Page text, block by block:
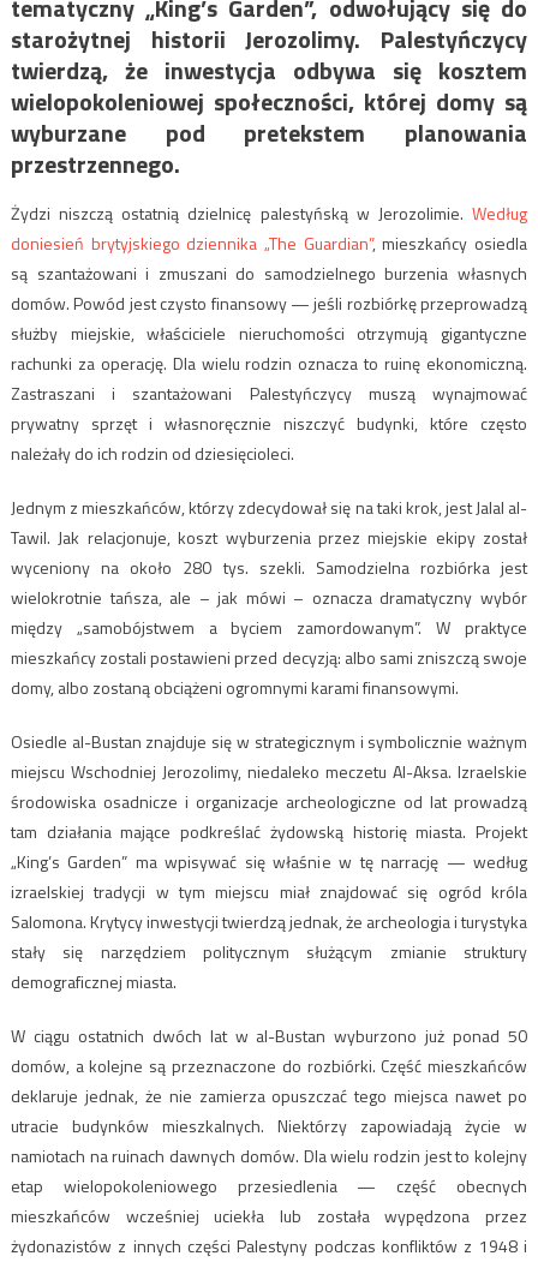
tematyczny „King’s Garden”, odwołujący się do
starożytnej historii Jerozolimy. Palestyńczycy
twierdzą, że inwestycja odbywa się kosztem
wielopokoleniowej społeczności, której domy są
wyburzane pod pretekstem planowania
przestrzennego.
Żydzi niszczą ostatnią dzielnicę palestyńską w Jerozolimie. Według
doniesień brytyjskiego dziennika „The Guardian”, mieszkańcy osiedla
są szantażowani i zmuszani do samodzielnego burzenia własnych
domów. Powód jest czysto finansowy — jeśli rozbiórkę przeprowadzą
służby miejskie, właściciele nieruchomości otrzymują gigantyczne
rachunki za operację. Dla wielu rodzin oznacza to ruinę ekonomiczną.
Zastraszani i szantażowani Palestyńczycy muszą wynajmować
prywatny sprzęt i własnoręcznie niszczyć budynki, które często
należały do ich rodzin od dziesięcioleci.
Jednym z mieszkańców, którzy zdecydował się na taki krok, jest Jalal al-
Tawil. Jak relacjonuje, koszt wyburzenia przez miejskie ekipy został
wyceniony na około 280 tys. szekli. Samodzielna rozbiórka jest
wielokrotnie tańsza, ale – jak mówi – oznacza dramatyczny wybór
między „samobójstwem a byciem zamordowanym”. W praktyce
mieszkańcy zostali postawieni przed decyzją: albo sami zniszczą swoje
domy, albo zostaną obciążeni ogromnymi karami finansowymi.
Osiedle al-Bustan znajduje się w strategicznym i symbolicznie ważnym
miejscu Wschodniej Jerozolimy, niedaleko meczetu Al-Aksa. Izraelskie
środowiska osadnicze i organizacje archeologiczne od lat prowadzą
tam działania mające podkreślać żydowską historię miasta. Projekt
„King’s Garden” ma wpisywać się właśnie w tę narrację — według
izraelskiej tradycji w tym miejscu miał znajdować się ogród króla
Salomona. Krytycy inwestycji twierdzą jednak, że archeologia i turystyka
stały się narzędziem politycznym służącym zmianie struktury
demograficznej miasta.
W ciągu ostatnich dwóch lat w al-Bustan wyburzono już ponad 50
domów, a kolejne są przeznaczone do rozbiórki. Część mieszkańców
deklaruje jednak, że nie zamierza opuszczać tego miejsca nawet po
utracie budynków mieszkalnych. Niektórzy zapowiadają życie w
namiotach na ruinach dawnych domów. Dla wielu rodzin jest to kolejny
etap wielopokoleniowego przesiedlenia — część obecnych
mieszkańców wcześniej uciekła lub została wypędzona przez
żydonazistów z innych części Palestyny podczas konfliktów z 1948 i